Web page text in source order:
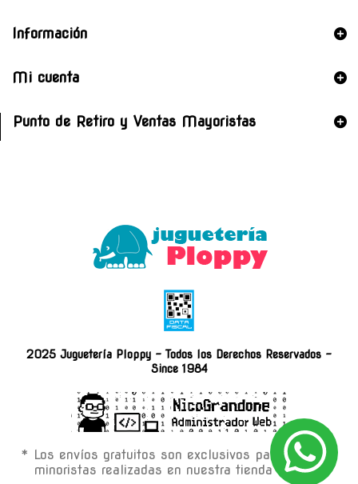
Información
Mi cuenta
Punto de Retiro y Ventas Mayoristas
2025 Juguetería Ploppy - Todos los Derechos Reservados -
Since 1984
* Los envíos gratuitos son exclusivos para compras
minoristas realizadas en nuestra tienda on-line.